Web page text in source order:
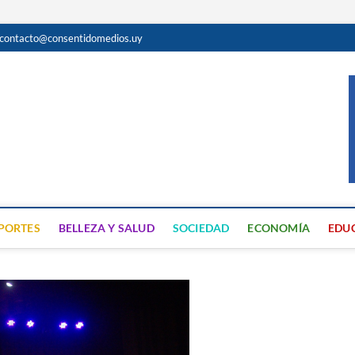
contacto@consentidomedios.uy
BELLEZA Y SALUD SOCIEDAD ECONOMÍA